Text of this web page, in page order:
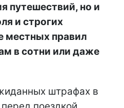
путешествий, но и
и строгих
местных правил
в сотни или даже
штрафах в